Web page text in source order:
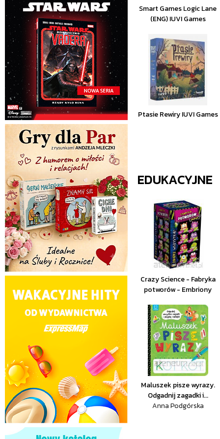
Smart Games Logic Lane
(ENG) IUVI Games
Ptasie Rewiry IUVI Games
EDUKACYJNE
Crazy Science - Fabryka
potworów - Embriony
Maluszek pisze wyrazy.
Odgadnij zagadki i...
Anna Podgórska